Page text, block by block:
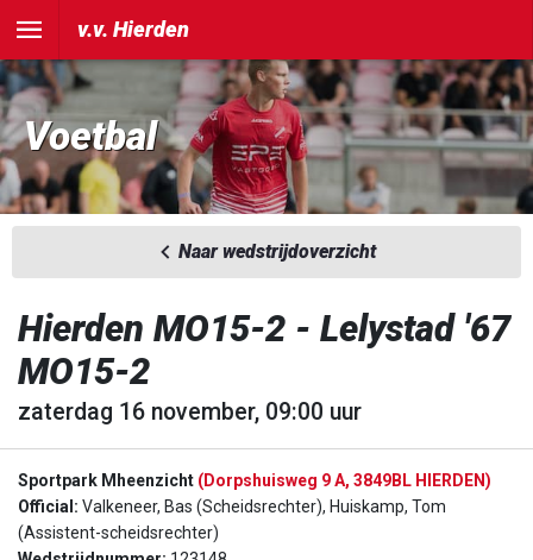
v.v. Hierden
Voetbal
Naar wedstrijdoverzicht
Hierden MO15-2 - Lelystad '67
MO15-2
zaterdag 16 november, 09:00 uur
Sportpark Mheenzicht (Dorpshuisweg 9 A, 3849BL HIERDEN)
Official: Valkeneer, Bas (Scheidsrechter), Huiskamp, Tom
(Assistent-scheidsrechter)